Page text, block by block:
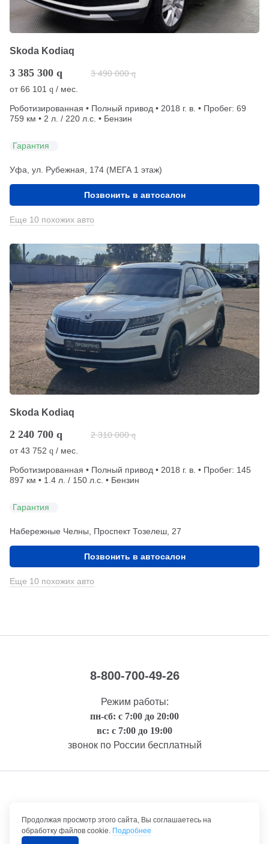
Skoda Kodiaq
3 385 300 q 3 490 000 q
от66 101 q / мес.
Роботизированная • Полный привод • 2018 г. в. • Пробег: 69
759 км • 2 л. / 220 л.с. • Бензин
Гарантия
Уфа, ул. Рубежная, 174 (МЕГА 1 этаж)
Позвонить в автосалон
Еще 10 похожих авто
Skoda Kodiaq
2 240 700 q 2 310 000 q
от43 752 q / мес.
Роботизированная • Полный привод • 2018 г. в. • Пробег: 145
897 км • 1.4 л. / 150 л.с. • Бензин
Гарантия
Набережные Челны, Проспект Тозелеш, 27
Позвонить в автосалон
Еще 10 похожих авто
8-800-700-49-26
Режим работы:
пн-сб: с 7:00 до 20:00
вс: с 7:00 до 19:00
звонок по России бесплатный
Правовая информация
Продолжая просмотр этого сайта, Вы соглашаетесь на
обработку файлов cookie. Подробнее